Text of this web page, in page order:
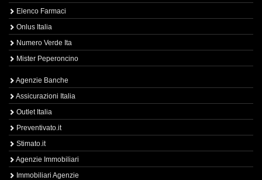
Elenco Farmaci
Onlus Italia
Numero Verde Ita
Mister Peperoncino
Agenzie Banche
Assicurazioni Italia
Outlet Italia
Preventivato.it
Stimato.it
Agenzie Immobiliari
Immobiliari Agenzie